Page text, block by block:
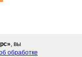
, вы
обработке